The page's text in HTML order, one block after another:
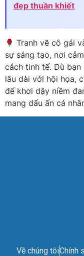
đẹp thuần khiết
Tranh vẽ cô gái
sự sáng tạo, nơi
cách tinh tế. Dù
lâu dài với hội họa,
để khơi dậy niềm
mang dấu ấn cá
Về chúng tôiChính